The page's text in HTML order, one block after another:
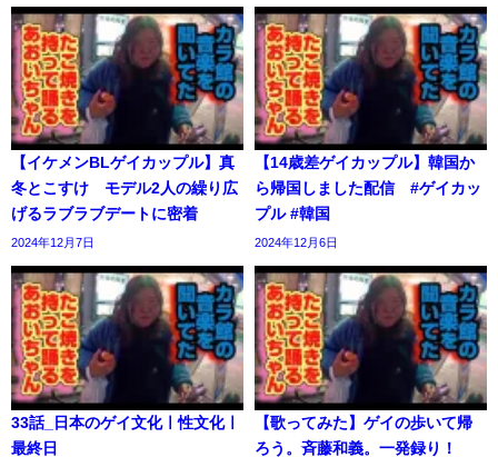
【イケメンBLゲイカップル】真
冬とこすけ モデル2人の繰り広
げるラブラブデートに密着
2024年12月7日
【14歳差ゲイカップル】韓国か
ら帰国しました配信 #ゲイカッ
プル #韓国
2024年12月6日
33話_日本のゲイ文化ㅣ性文化ㅣ
最終日
【歌ってみた】ゲイの歩いて帰
ろう。斉藤和義。一発録り！